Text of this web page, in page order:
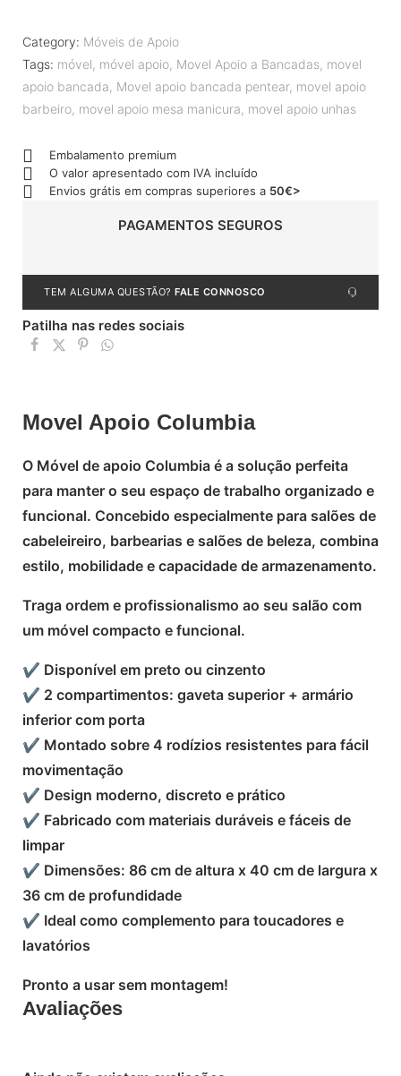
Category: Móveis de Apoio
Tags: móvel, móvel apoio, Movel Apoio a Bancadas, movel
apoio bancada, Movel apoio bancada pentear, movel apoio
barbeiro, movel apoio mesa manicura, movel apoio unhas
Embalamento premium
O valor apresentado com IVA incluído
Envios grátis em compras superiores a 50€>
PAGAMENTOS SEGUROS
TEM ALGUMA QUESTÃO? FALE CONNOSCO
Patilha nas redes sociais
Movel Apoio Columbia
O Móvel de apoio Columbia é a solução perfeita
para manter o seu espaço de trabalho organizado e
funcional. Concebido especialmente para salões de
cabeleireiro, barbearias e salões de beleza, combina
estilo, mobilidade e capacidade de armazenamento.
Traga ordem e profissionalismo ao seu salão com
um móvel compacto e funcional.
✔ Disponível em preto ou cinzento
✔ 2 compartimentos: gaveta superior + armário
inferior com porta
✔ Montado sobre 4 rodízios resistentes para fácil
movimentação
✔ Design moderno, discreto e prático
✔ Fabricado com materiais duráveis ​​e fáceis de
limpar
✔ Dimensões: 86 cm de altura x 40 cm de largura x
36 cm de profundidade
✔ Ideal como complemento para toucadores e
lavatórios
Pronto a usar sem montagem!
Avaliações